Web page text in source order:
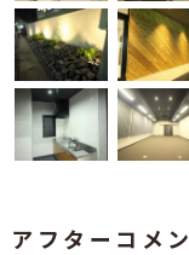
アフターコメ